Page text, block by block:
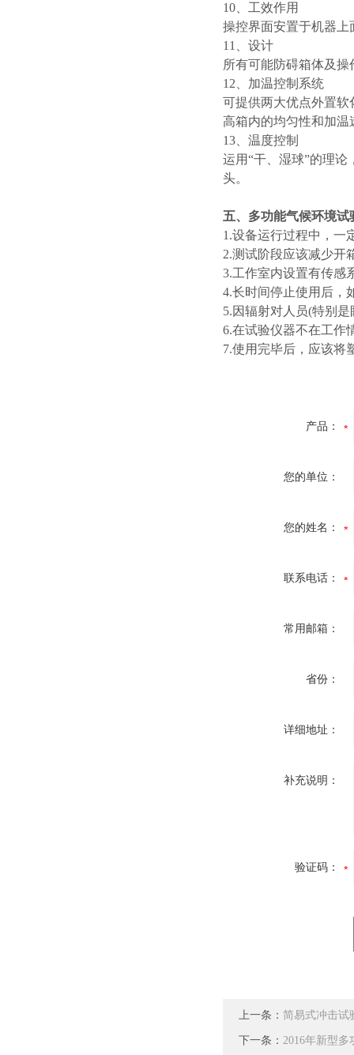
10、工效作用
操控界面安置于机器
11、设计
所有可能防碍箱体及
12、加温控制系统
可提供两大优点外置
高箱内的均匀性和加
13、温度控制
运用“干、湿球”的理
头。
五、 多功能气候环境
1.设备运行过程中，
2.测试阶段应该减少
3.工作室内设置有传
4.长时间停止使用后，
5.因辐射对人员(特别
6.在试验仪器不在工作
7.使用完毕后，应该将
产品：
您的单位：
您的姓名：
联系电话：
常用邮箱：
省份：
详细地址：
补充说明：
验证码：
上一条： 简易式冲击试
下一条： 2016年新型多